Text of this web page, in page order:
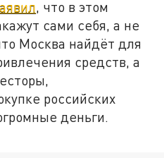
, что в этом
сами себя, а не
Москва найдёт для
средств, а
российских
деньги.